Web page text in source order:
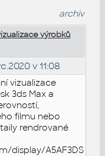
archiv
výrobků
v 11:08
vizualizace
3ds Max a
filmu nebo
rendrované
display/A5AF3DSUG/